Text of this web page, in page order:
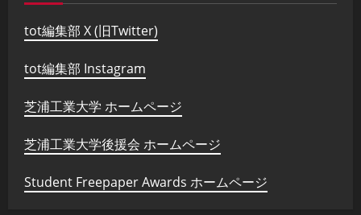
tot編集部 X (旧Twitter)
tot編集部 Instagram
芝浦工業大学 ホームページ
芝浦工業大学後援会 ホームページ
Student Freepaper Awards ホームページ